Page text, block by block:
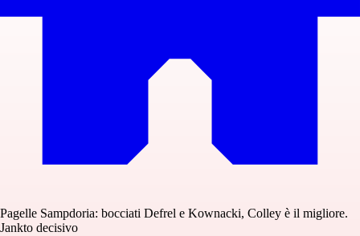
Pagelle Sampdoria: bocciati Defrel e Kownacki, Colley è il migliore.
Jankto decisivo